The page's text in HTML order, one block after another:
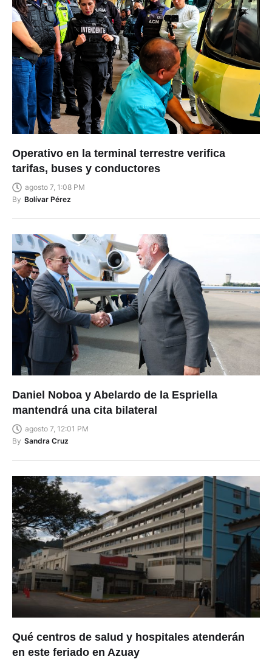
Operativo en la terminal terrestre verifica
tarifas, buses y conductores
agosto 7, 1:08 PM
By Bolívar Pérez
Daniel Noboa y Abelardo de la Espriella
mantendrá una cita bilateral
agosto 7, 12:01 PM
By Sandra Cruz
Qué centros de salud y hospitales atenderán
en este feriado en Azuay